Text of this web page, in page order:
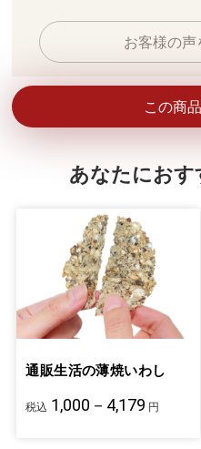
お客様の声
この商
あなたにおす
通販生活の薄焼いわし
税込 1,000－4,179 円